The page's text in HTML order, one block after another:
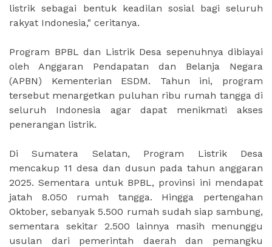
listrik sebagai bentuk keadilan sosial bagi seluruh
rakyat Indonesia," ceritanya.
Program BPBL dan Listrik Desa sepenuhnya dibiayai
oleh Anggaran Pendapatan dan Belanja Negara
(APBN) Kementerian ESDM. Tahun ini, program
tersebut menargetkan puluhan ribu rumah tangga di
seluruh Indonesia agar dapat menikmati akses
penerangan listrik.
Di Sumatera Selatan, Program Listrik Desa
mencakup 11 desa dan dusun pada tahun anggaran
2025. Sementara untuk BPBL, provinsi ini mendapat
jatah 8.050 rumah tangga. Hingga pertengahan
Oktober, sebanyak 5.500 rumah sudah siap sambung,
sementara sekitar 2.500 lainnya masih menunggu
usulan dari pemerintah daerah dan pemangku